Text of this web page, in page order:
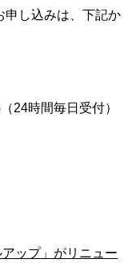
申し込みは、下記か
24時間毎日受付）
ップ」がリニュー